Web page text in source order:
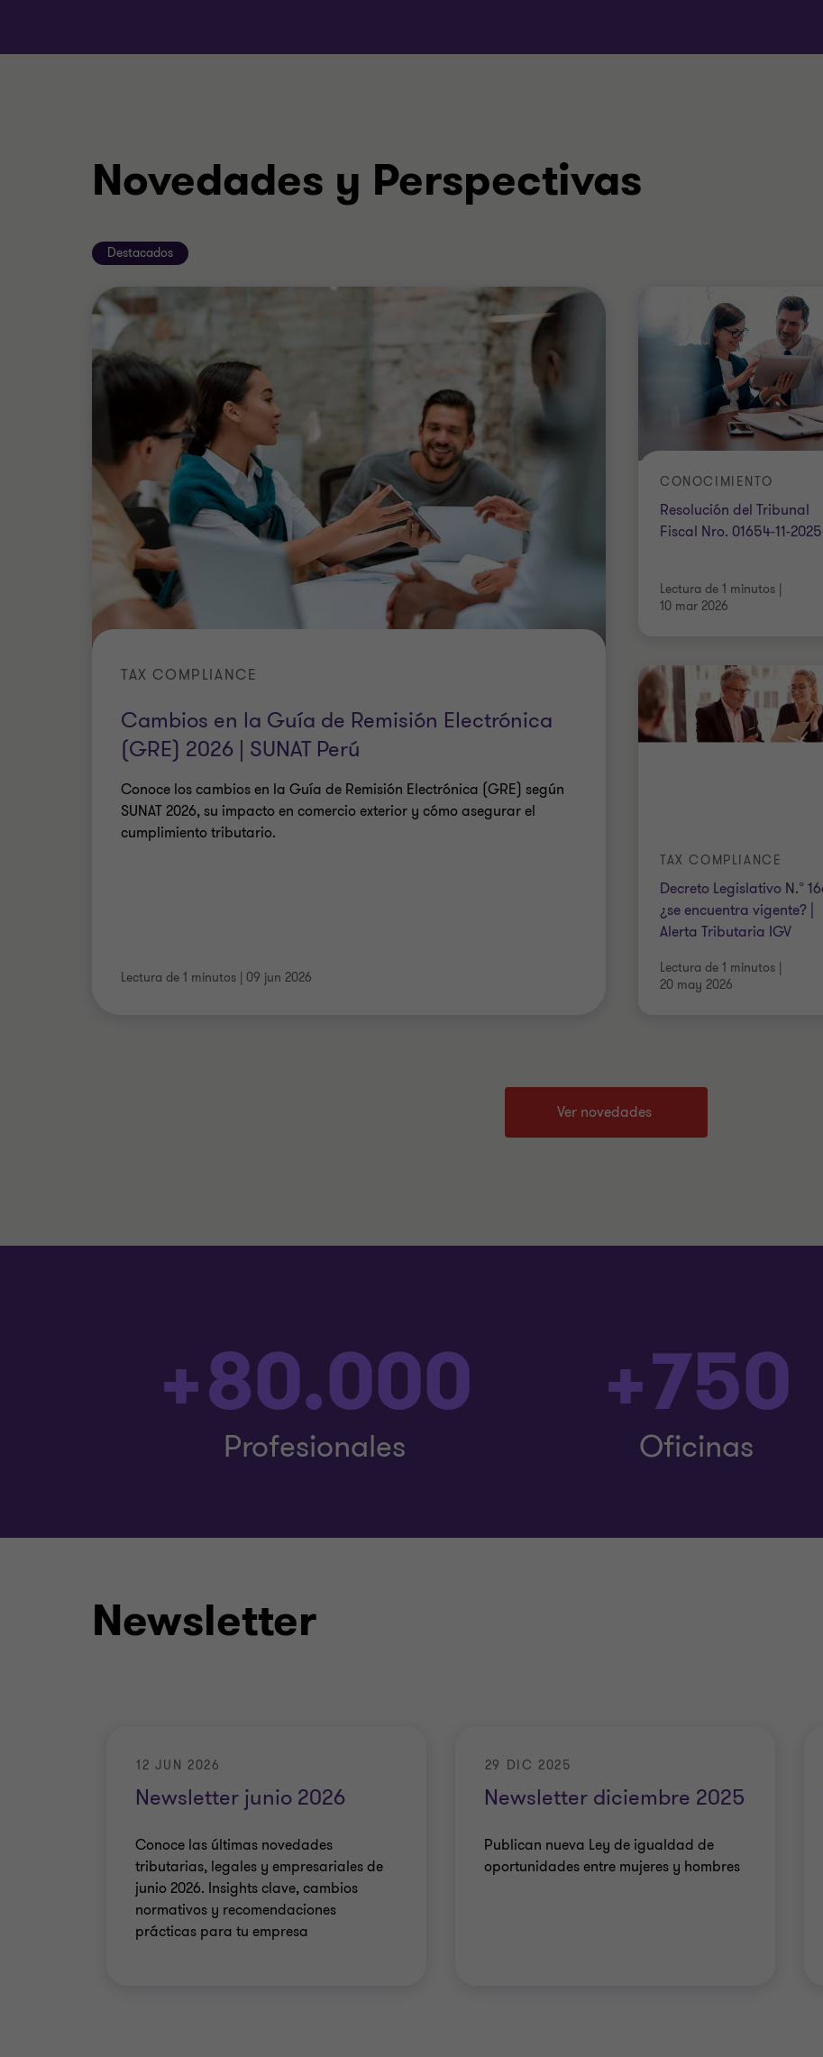
Novedades y Perspectivas
Destacados
Cambios en la Guía de Remisión Electrónica
(GRE) 2026 | SUNAT Perú
TAX COMPLIANCE
Conoce los cambios en la Guía de Remisión Electrónica (GRE) según
SUNAT 2026, su impacto en comercio exterior y cómo asegurar el
cumplimiento tributario.
Lectura de 1 minutos | 09 jun 2026
Resolución del Tribunal
Fiscal Nro. 01654-11-2025
CONOCIMIENTO
Lectura de 1 minutos |
10 mar 2026
Decreto Legislativo N.°
¿se encuentra vigente? |
Alerta Tributaria IGV
TAX COMPLIANCE
Lectura de 1 minutos |
20 may 2026
Ver novedades
+80.000
Profesionales
+750
Oficinas
Newsletter
Newsletter junio 2026
12 JUN 2026
Conoce las últimas novedades
tributarias, legales y empresariales de
junio 2026. Insights clave, cambios
normativos y recomendaciones
prácticas para tu empresa
Newsletter diciembre 2025
29 DIC 2025
Publican nueva Ley de igualdad de
oportunidades entre mujeres y hombres